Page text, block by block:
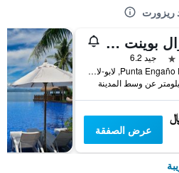
ريزورت
كورال بوينت جاردنز
جيد 6.2
Punta Engaño Road, لابو-لابو ستي, الفلبين
عرض الصفقة